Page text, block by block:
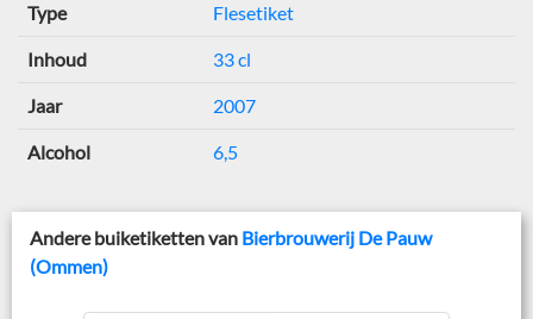
Type Flesetiket
Inhoud 33 cl
Jaar 2007
Alcohol 6,5
Andere buiketiketten van Bierbrouwerij De Pauw
(Ommen)